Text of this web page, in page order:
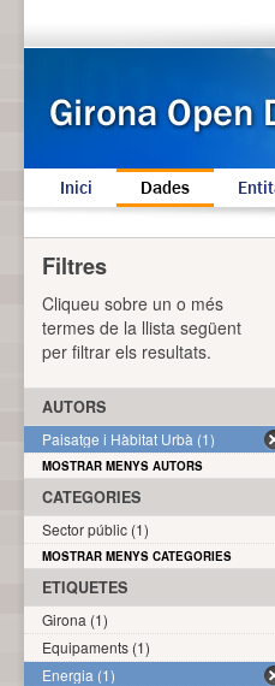
Inici Dades
Filtres
Cliqueu sobre un o més
termes de la llista següent
per filtrar els resultats.
AUTORS
Paisatge i Hàbitat Urbà (1)
MOSTRAR MENYS AUTORS
CATEGORIES
Sector públic (1)
MOSTRAR MENYS CATEGORIES
ETIQUETES
Girona (1)
Equipaments (1)
Energia (1)